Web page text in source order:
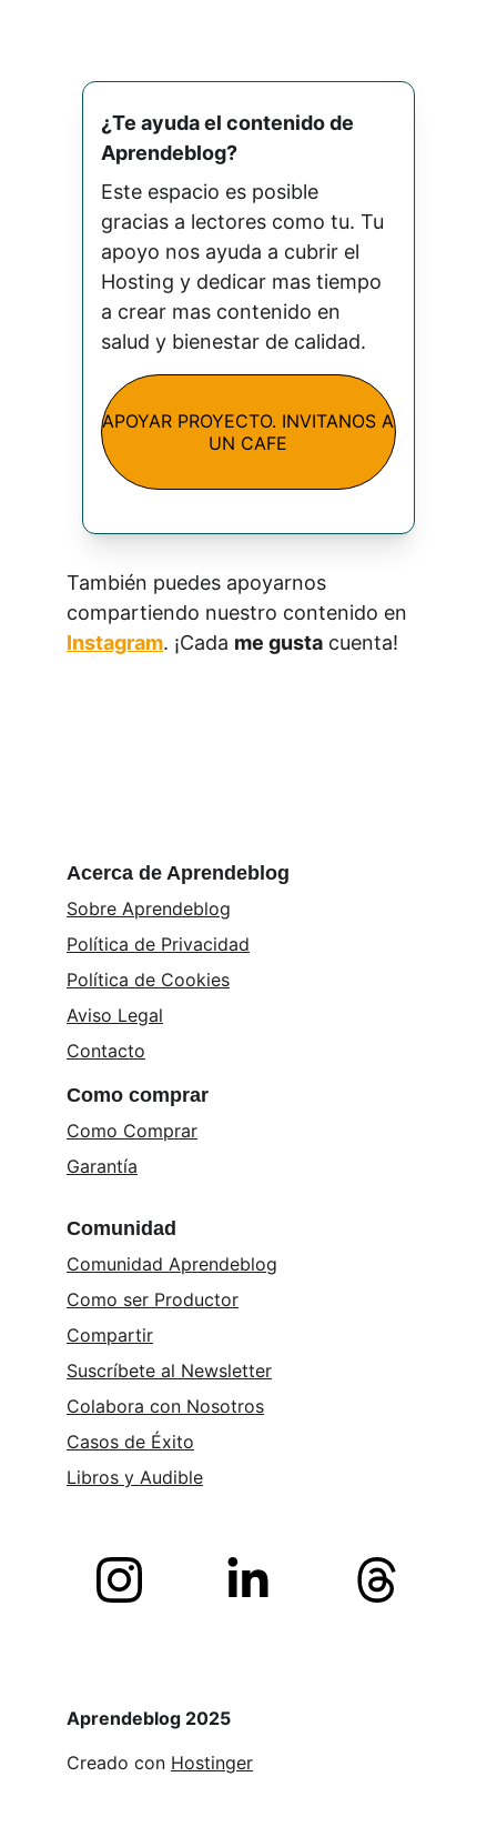
Acerca de Aprendeblog
Sobre Aprendeblog
Política de Privacidad
Política de Cookies
Aviso Legal
Contacto
Como comprar
Como Comprar
Garantía
Comunidad
Comunidad Aprendeblog
Como ser Productor
Compartir
Suscríbete al Newsletter
Colabora con Nosotros
Casos de Éxito
Libros y Audible
Aprendeblog 2025
Creado con Hostinger
¿Te ayuda el contenido de
Aprendeblog?
Este espacio es posible
gracias a lectores como tu. Tu
apoyo nos ayuda a cubrir el
Hosting y dedicar mas tiempo
a crear mas contenido en
salud y bienestar de calidad.
También puedes apoyarnos
compartiendo nuestro contenido en
Instagram. ¡Cada me gusta cuenta!
APOYAR PROYECTO. INVITANOS A
UN CAFE